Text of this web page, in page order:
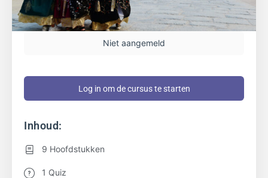
Niet aangemeld
Log in om de cursus te starten
Inhoud:
9 Hoofdstukken
1 Quiz